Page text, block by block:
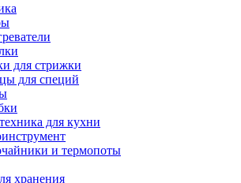
для стрижки
для специй
для кухни
и термопоты
хранения